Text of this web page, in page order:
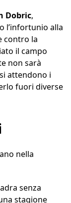
Dobric,
l’infortunio alla
contro la
il campo
non sarà
attendono i
fuori diverse
nella
senza
stagione